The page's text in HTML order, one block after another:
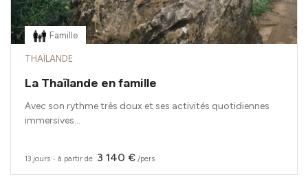
Famille
THAÏLANDE
La Thaïlande en famille
Avec son rythme très doux et ses activités quotidiennes
immersives...
13 jours ‧ à partir de 3 140 € /pers